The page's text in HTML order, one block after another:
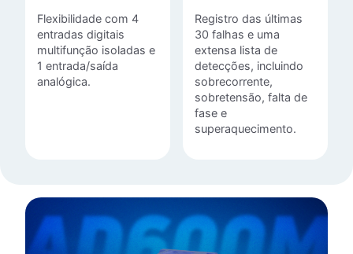
Flexibilidade com 4
entradas digitais
multifunção isoladas e
1 entrada/saída
analógica.
Registro das últimas
30 falhas e uma
extensa lista de
detecções, incluindo
sobrecorrente,
sobretensão, falta de
fase e
superaquecimento.